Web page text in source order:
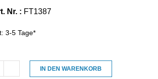
Nr. : FT1387
3-5 Tage*
IN DEN WARENKORB